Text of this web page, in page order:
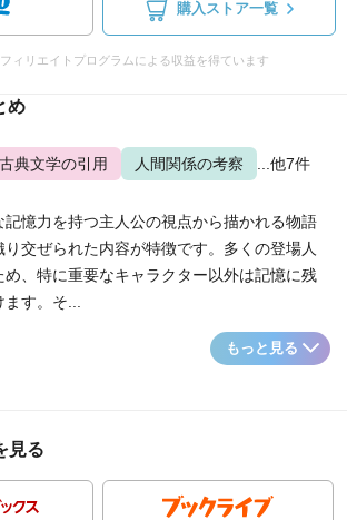
購入ストア一覧
ィリエイトプログラムによる収益を得ています
め
古典文学の引用 人間関係の考察 ...他7件
記憶力を持つ主人公の視点から描かれる物語
交ぜられた内容が特徴です。多くの登場人
、特に重要なキャラクター以外は記憶に残
す。そ...
もっと見る
見る